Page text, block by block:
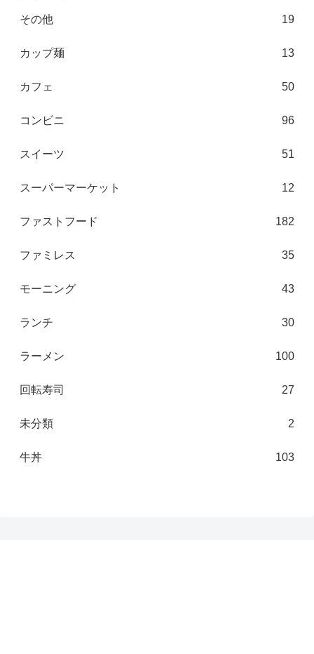
その他 19
カップ麺 13
カフェ 50
コンビニ 96
スイーツ 51
スーパーマーケット 12
ファストフード 182
ファミレス 35
モーニング 43
ランチ 30
ラーメン 100
回転寿司 27
未分類 2
牛丼 103